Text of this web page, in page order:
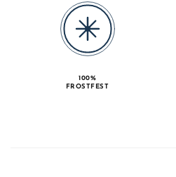
100%
FROSTFEST